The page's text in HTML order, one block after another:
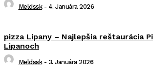
Meldssk - 4. Januára 2026
pizza Lipany – Najlepšia reštaurácia
Lipanoch
Meldssk - 3. Januára 2026